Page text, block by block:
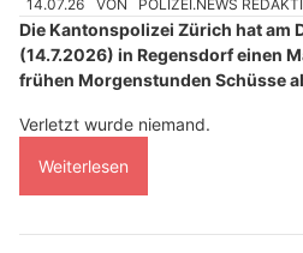
14.07.26 VON POLIZEI.NEWS
Die Kantonspolizei Zürich hat am
(14.7.2026) in Regensdorf einen
frühen Morgenstunden Schüsse
Verletzt wurde niemand.
Weiterlesen